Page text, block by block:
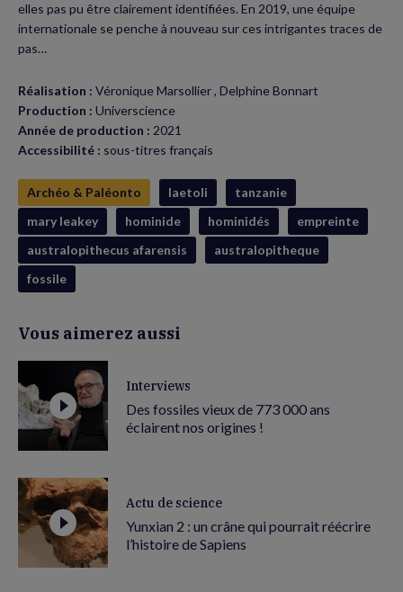
elles pas pu être clairement identifiées. En 2019, une équipe
internationale se penche à nouveau sur ces intrigantes traces de
pas…
Réalisation : Véronique Marsollier , Delphine Bonnart
Production : Universcience
Année de production : 2021
Accessibilité : sous-titres français
Archéo & Paléonto laetoli
tanzanie
mary leakey
hominide hominidés
empreinte
australopithecus afarensis
australopitheque
fossile
Vous aimerez aussi
Interviews
Des fossiles vieux de 773 000 ans
éclairent nos origines !
Actu de science
Yunxian 2 : un crâne qui pourrait réécrire
l’histoire de Sapiens